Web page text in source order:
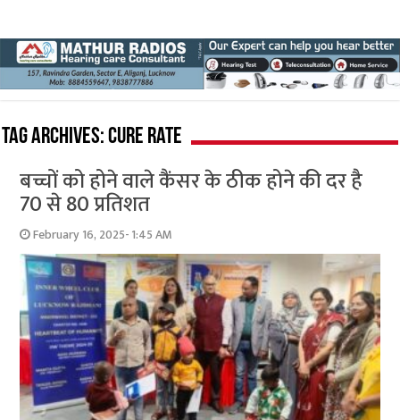
Tag Archives:cure rate
बच्चों को होने वाले कैंसर के ठीक होने की दर है
70 से 80 प्रतिशत
February 16, 2025- 1:45 AM